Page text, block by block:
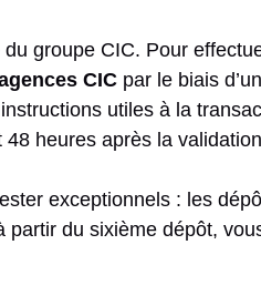
groupe CIC. Pour
CIC par le biais
utiles à la
heures après la
exceptionnels : les
partir du sixième dépôt,